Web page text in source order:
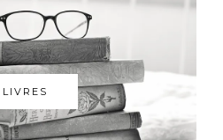
LIVRES